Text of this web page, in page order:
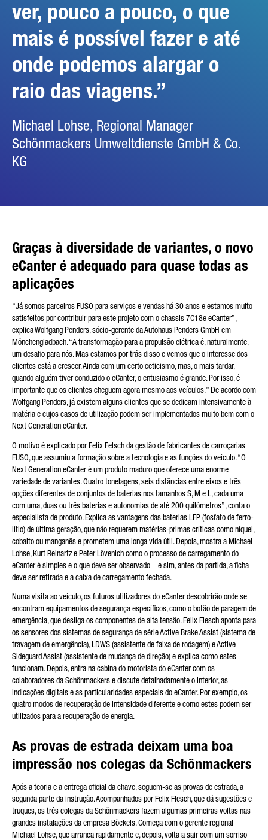
ver, pouco a pouco, o que
mais é possível fazer e até
onde podemos alargar o
raio das viagens.
Michael Lohse, Regional Manager
Schönmackers Umweltdienste GmbH & Co.
KG
Graças à diversidade de variantes, o novo
eCanter é adequado para quase todas as
aplicações
“Já somos parceiros FUSO para serviços e vendas há 30 anos e estamos muito
satisfeitos por contribuir para este projeto com o chassis 7C18e eCanter”,
explica Wolfgang Penders, sócio-gerente da Autohaus Penders GmbH em
Mönchengladbach. “A transformação para a propulsão elétrica é, naturalmente,
um desafio para nós. Mas estamos por trás disso e vemos que o interesse dos
clientes está a crescer. Ainda com um certo ceticismo, mas, o mais tardar,
quando alguém tiver conduzido o eCanter, o entusiasmo é grande. Por isso, é
importante que os clientes cheguem agora mesmo aos veículos.” De acordo com
Wolfgang Penders, já existem alguns clientes que se dedicam intensivamente à
matéria e cujos casos de utilização podem ser implementados muito bem com o
Next Generation eCanter.
O motivo é explicado por Felix Felsch da gestão de fabricantes de carroçarias
FUSO, que assumiu a formação sobre a tecnologia e as funções do veículo. “O
Next Generation eCanter é um produto maduro que oferece uma enorme
variedade de variantes. Quatro tonelagens, seis distâncias entre eixos e três
opções diferentes de conjuntos de baterias nos tamanhos S, M e L, cada uma
com uma, duas ou três baterias e autonomias de até 200 quilómetros”, conta o
especialista de produto. Explica as vantagens das baterias LFP (fosfato de ferro-
lítio) de última geração, que não requerem matérias-primas críticas como níquel,
cobalto ou manganês e prometem uma longa vida útil. Depois, mostra a Michael
Lohse, Kurt Reinartz e Peter Lövenich como o processo de carregamento do
eCanter é simples e o que deve ser observado – e sim, antes da partida, a ficha
deve ser retirada e a caixa de carregamento fechada.
Numa visita ao veículo, os futuros utilizadores do eCanter descobrirão onde se
encontram equipamentos de segurança específicos, como o botão de paragem de
emergência, que desliga os componentes de alta tensão. Felix Flesch aponta para
os sensores dos sistemas de segurança de série Active Brake Assist (sistema de
travagem de emergência), LDWS (assistente de faixa de rodagem) e Active
Sideguard Assist (assistente de mudança de direção) e explica como estes
funcionam. Depois, entra na cabina do motorista do eCanter com os
colaboradores da Schönmackers e discute detalhadamente o interior, as
indicações digitais e as particularidades especiais do eCanter. Por exemplo, os
quatro modos de recuperação de intensidade diferente e como estes podem ser
utilizados para a recuperação de energia.
As provas de estrada deixam uma boa
impressão nos colegas da Schönmackers
Após a teoria e a entrega oficial da chave, seguem-se as provas de estrada, a
segunda parte da instrução. Acompanhados por Felix Flesch, que dá sugestões e
truques, os três colegas da Schönmackers fazem algumas primeiras voltas nas
grandes instalações da empresa Böckels. Começa com o gerente regional
Michael Lohse, que arranca rapidamente e, depois, volta a sair com um sorriso